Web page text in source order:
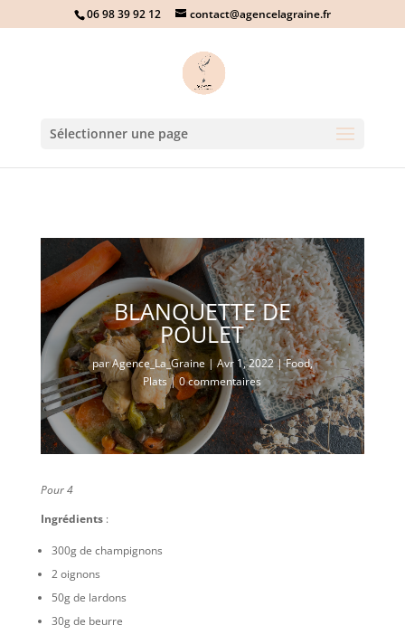
06 98 39 92 12 contact@agencelagraine.fr
Sélectionner une page
BLANQUETTE DE
POULET
parAgence_La_Graine| Avr 1, 2022|Food,
Plats|0 commentaires
Pour 4
Ingrédients:
300g de champignons
2 oignons
50g de lardons
30g de beurre